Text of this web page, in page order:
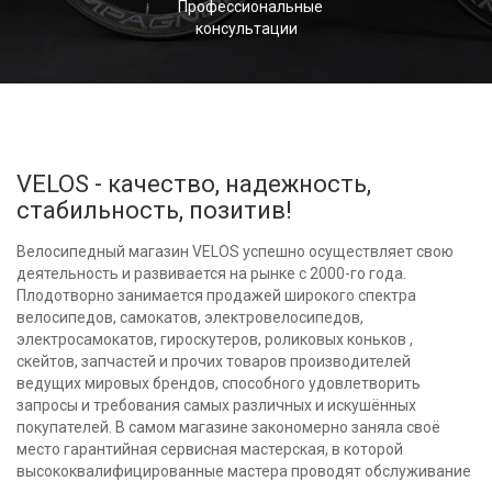
Профессиональные
консультации
VELOS - качество, надежность,
стабильность, позитив!
Велосипедный магазин VELOS успешно осуществляет свою
деятельность и развивается на рынке с 2000-го года.
Плодотворно занимается продажей широкого спектра
велосипедов, самокатов, электровелосипедов,
электросамокатов, гироскутеров, роликовых коньков ,
скейтов, запчастей и прочих товаров производителей
ведущих мировых брендов, способного удовлетворить
запросы и требования самых различных и искушённых
покупателей. В самом магазине закономерно заняла своё
место гарантийная сервисная мастерская, в которой
высококвалифицированные мастера проводят обслуживание